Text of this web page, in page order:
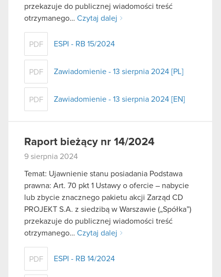
przekazuje do publicznej wiadomości treść
otrzymanego… Czytaj dalej
PDF ESPI - RB 15/2024
PDF Zawiadomienie - 13 sierpnia 2024 [PL]
PDF Zawiadomienie - 13 sierpnia 2024 [EN]
Raport bieżący nr 14/2024
9 sierpnia 2024
Temat: Ujawnienie stanu posiadania Podstawa
prawna: Art. 70 pkt 1 Ustawy o ofercie – nabycie
lub zbycie znacznego pakietu akcji Zarząd CD
PROJEKT S.A. z siedzibą w Warszawie („Spółka”)
przekazuje do publicznej wiadomości treść
otrzymanego… Czytaj dalej
PDF ESPI - RB 14/2024